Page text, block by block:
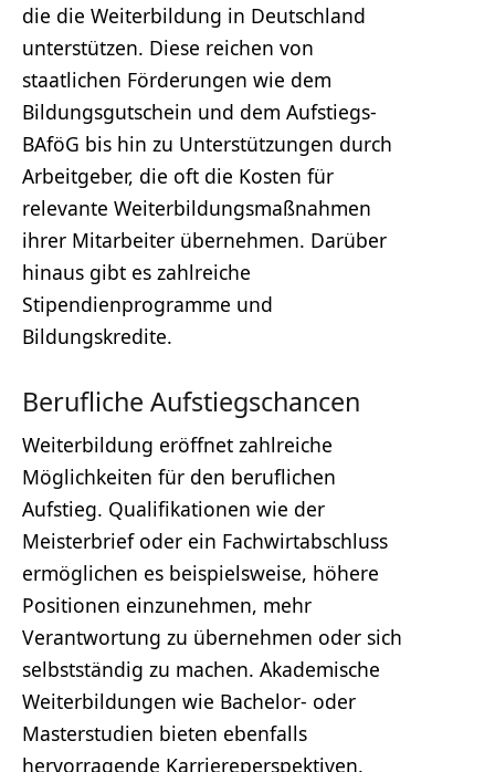
die die Weiterbildung in Deutschland
unterstützen. Diese reichen von
staatlichen Förderungen wie dem
Bildungsgutschein und dem Aufstiegs-
BAföG bis hin zu Unterstützungen durch
Arbeitgeber, die oft die Kosten für
relevante Weiterbildungsmaßnahmen
ihrer Mitarbeiter übernehmen. Darüber
hinaus gibt es zahlreiche
Stipendienprogramme und
Bildungskredite.
Berufliche Aufstiegschancen
Weiterbildung eröffnet zahlreiche
Möglichkeiten für den beruflichen
Aufstieg. Qualifikationen wie der
Meisterbrief oder ein Fachwirtabschluss
ermöglichen es beispielsweise, höhere
Positionen einzunehmen, mehr
Verantwortung zu übernehmen oder sich
selbstständig zu machen. Akademische
Weiterbildungen wie Bachelor- oder
Masterstudien bieten ebenfalls
hervorragende Karriereperspektiven.